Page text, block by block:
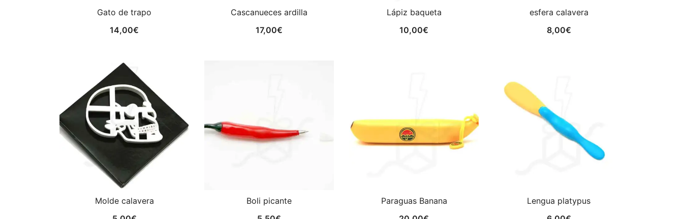
Gato de trapo
14,00€
Cascanueces ardilla
17,00€
Lápiz baqueta
10,00€
esfera calavera
8,00€
Molde calavera
Boli picante
Paraguas Banana
Lengua platypus